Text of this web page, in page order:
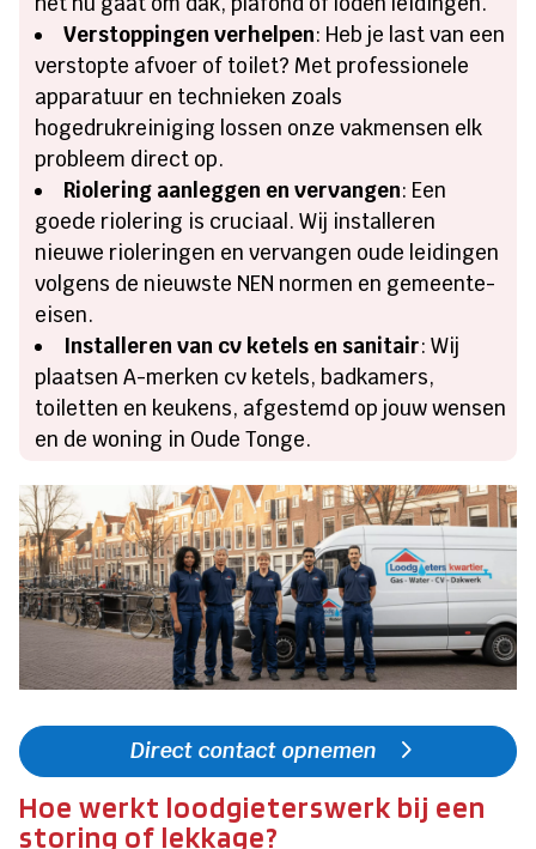
Verstoppingen verhelpen: Heb je last van een
verstopte afvoer of toilet? Met professionele
apparatuur en technieken zoals
hogedrukreiniging lossen onze vakmensen elk
probleem direct op.
Riolering aanleggen en vervangen: Een
goede riolering is cruciaal. Wij installeren
nieuwe rioleringen en vervangen oude leidingen
volgens de nieuwste NEN normen en gemeente-
eisen.
Installeren van cv ketels en sanitair: Wij
plaatsen A-merken cv ketels, badkamers,
toiletten en keukens, afgestemd op jouw wensen
en de woning in Oude Tonge.
Direct contact opnemen
Hoe werkt loodgieterswerk bij een
storing of lekkage?